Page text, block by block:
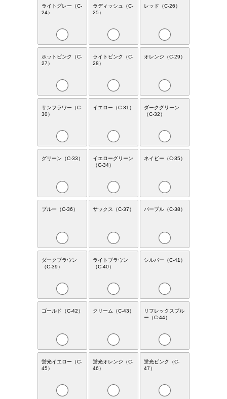
ライトグレー（C-
24）
ラディッシュ（C-
25）
レッド（C-26）
ホットピンク（C-
27）
ライトピンク（C-
28）
オレンジ（C-29）
サンフラワー（C-
30）
イエロー（C-31）
ダークグリーン
（C-32）
グリーン（C-33）
イエローグリーン
（C-34）
ネイビー（C-35）
ブルー（C-36） サックス（C-37） パープル（C-38）
ダークブラウン
（C-39）
ライトブラウン
（C-40）
シルバー（C-41）
ゴールド（C-42） クリーム（C-43）
リフレックスブル
ー（C-44）
蛍光イエロー（C-
45）
蛍光オレンジ（C-
46）
蛍光ピンク（C-
47）